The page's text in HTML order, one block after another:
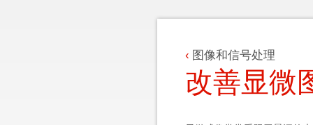
图像和信号处理
改善显微